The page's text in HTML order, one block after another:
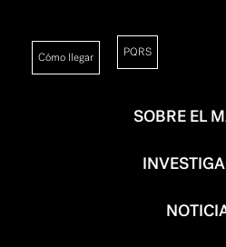
Cómo llegar PQRS
SOBRE EL